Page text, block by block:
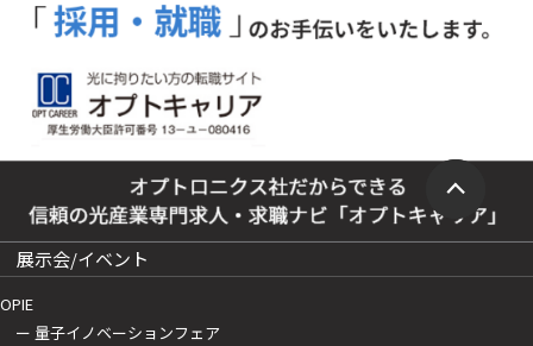
展示会/イベント
OPIE
ー 量子イノベーションフェア